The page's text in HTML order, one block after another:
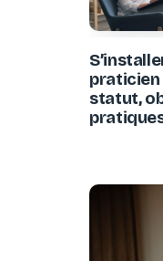
praticien
statut,